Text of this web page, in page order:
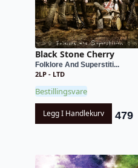
Black Stone Cherry
Folklore And Superstiti...
2LP - LTD
Bestillingsvare
Legg I Handlekurv 479